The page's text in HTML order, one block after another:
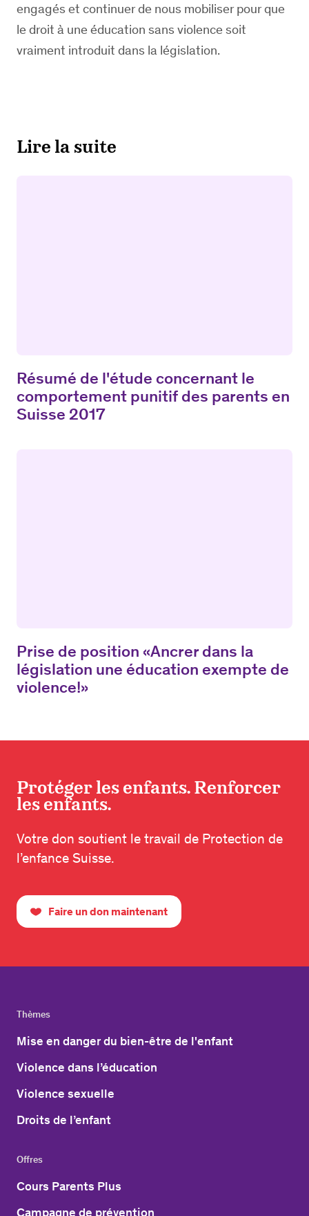
engagés et continuer de nous mobiliser pour que
le droit à une éducation sans violence soit
vraiment introduit dans la législation.
Lire la suite
Résumé de l'étude concernant le
comportement punitif des parents en
Suisse 2017
Prise de position «Ancrer dans la
législation une éducation exempte de
violence!»
Protéger les enfants. Renforcer
les enfants.
Votre don soutient le travail de Protection de
l’enfance Suisse.
Faire un don maintenant
Thèmes
Mise en danger du bien-être de l'enfant
Violence dans l’éducation
Violence sexuelle
Droits de l’enfant
Offres
Cours Parents Plus
Campagne de prévention